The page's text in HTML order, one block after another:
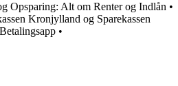
Opsparing: Alt om Renter og Indlån •
Kronjylland og Sparekassen
•